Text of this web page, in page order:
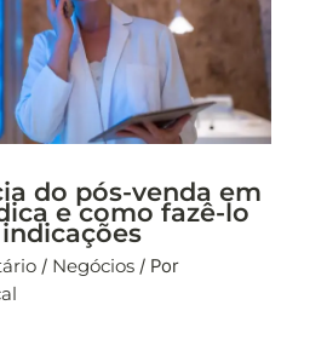
do pós-venda em
e como fazê-lo
/ Negócios/ Por